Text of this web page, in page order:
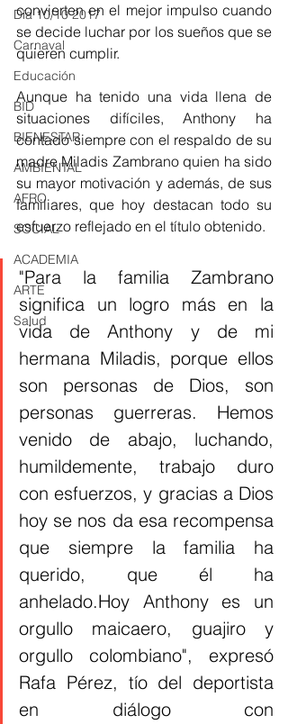
Día 10/10 2017
Carnaval
Educación
BID
BIENESTAR
AMBIENTAL
AFRO
SOCIAL
ACADEMIA
ARTE
Salud
convierten en el mejor impulso cuando
se decide luchar por los sueños que se
quieren cumplir.
Aunque ha tenido una vida llena de
situaciones difíciles, Anthony ha
contado siempre con el respaldo de su
madre Miladis Zambrano quien ha sido
su mayor motivación y además, de sus
familiares, que hoy destacan todo su
esfuerzo reflejado en el título obtenido.
"Para la familia Zambrano
significa un logro más en la
vida de Anthony y de mi
hermana Miladis, porque ellos
son personas de Dios, son
personas guerreras. Hemos
venido de abajo, luchando,
humildemente, trabajo duro
con esfuerzos, y gracias a Dios
hoy se nos da esa recompensa
que siempre la familia ha
querido, que él ha
anhelado.Hoy Anthony es un
orgullo maicaero, guajiro y
orgullo colombiano", expresó
Rafa Pérez, tío del deportista